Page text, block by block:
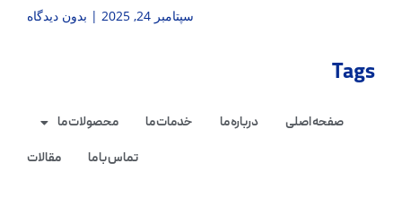
سپتامبر 24, 2025 بدون دیدگاه
Tags
صفحه اصلی درباره ما خدمات ما
محصولات ما
تماس با ما
مقالات